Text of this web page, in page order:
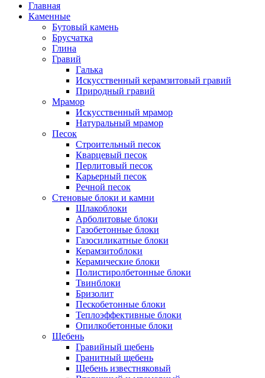
Главная
Каменные
Бутовый камень
Брусчатка
Глина
Гравий
Галька
Искусственный керамзитовый гравий
Природный гравий
Мрамор
Искусственный мрамор
Натуральный мрамор
Песок
Cтроительный песок
Кварцевый песок
Перлитовый песок
Карьерный песок
Речной песок
Стеновые блоки и камни
Шлакоблоки
Арболитовые блоки
Газобетонные блоки
Газосиликатные блоки
Керамзитоблоки
Керамические блоки
Полистиролбетонные блоки
Твинблоки
Бризолит
Пескобетонные блоки
Теплоэффективные блоки
Опилкобетонные блоки
Щебень
Гравийный щебень
Гранитный щебень
Щебень известняковый